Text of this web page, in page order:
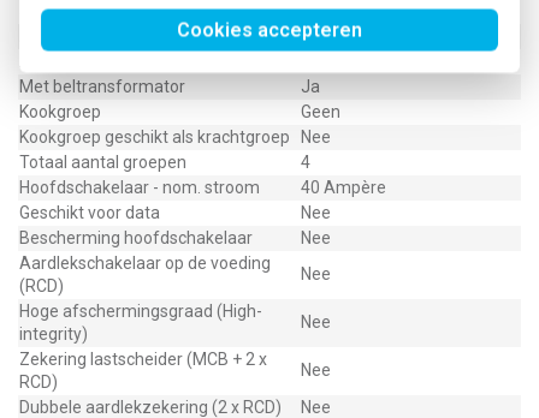
Cookies accepteren
aardlekschakelaar
4
Met beltransformator
Ja
Kookgroep
Geen
Kookgroep geschikt als krachtgroep
Nee
Totaal aantal groepen
4
Hoofdschakelaar - nom. stroom
40 Ampère
Geschikt voor data
Nee
Bescherming hoofdschakelaar
Nee
Aardlekschakelaar op de voeding
(RCD)
Nee
Hoge afschermingsgraad (High-
integrity)
Nee
Zekering lastscheider (MCB + 2 x
RCD)
Nee
Dubbele aardlekzekering (2 x RCD)
Nee